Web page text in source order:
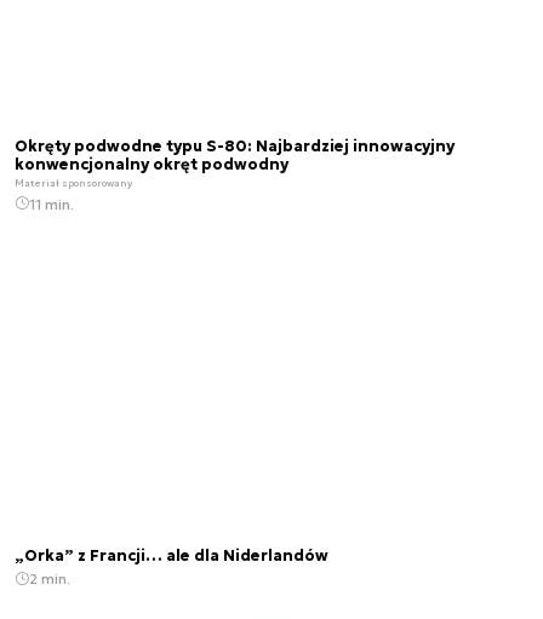
Okręty podwodne typu S-80: Najbardziej innowacyjny
konwencjonalny okręt podwodny
Materiał sponsorowany
11 min.
„Orka” z Francji… ale dla Niderlandów
2 min.